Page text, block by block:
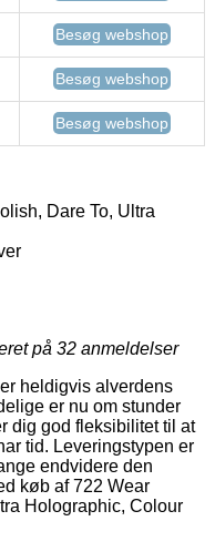
Besøg webshop
Besøg webshop
Besøg webshop
Dare To, Ultra
på 32 anmeldelser
heldigvis alverdens
er nu om stunder
dig god fleksibilitet til at
tid. Leveringstypen er
endvidere den
køb af 722 Wear
Holographic, Colour